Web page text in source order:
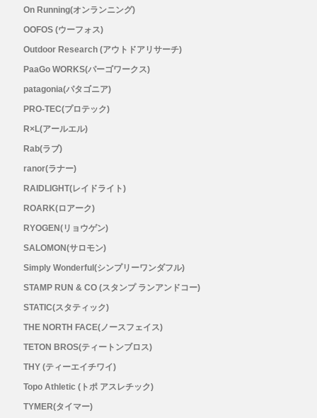
On Running(オンランニング)
OOFOS (ウーフォス)
Outdoor Research (アウトドアリサーチ)
PaaGo WORKS(パーゴワークス)
patagonia(パタゴニア)
PRO-TEC(プロテック)
R×L(アールエル)
Rab(ラブ)
ranor(ラナー)
RAIDLIGHT(レイドライト)
ROARK(ロアーク)
RYOGEN(リョウゲン)
SALOMON(サロモン)
Simply Wonderful(シンプリーワンダフル)
STAMP RUN & CO (スタンプ ランアンドコー)
STATIC(スタティック)
THE NORTH FACE(ノースフェイス)
TETON BROS(ティートンブロス)
THY (ティーエイチワイ)
Topo Athletic (トポ アスレチック)
TYMER(タイマー)